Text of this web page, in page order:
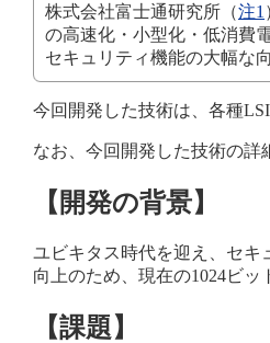
株式会社富士通研究所（注1
の高速化・小型化・低消費
セキュリティ機能の大幅な
今回開発した技術は、各種
なお、今回開発した技術の詳
【開発の背景】
ユビキタス時代を迎え、セキ
向上のため、現在の1024ビッ
【課題】